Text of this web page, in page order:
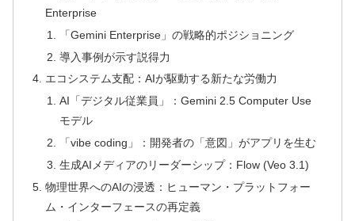
Enterprise
「Gemini Enterprise」の戦略的ポジショニング
導入事例が示す説得力
エコシステム支配：AIが駆動する新たな労働力
AI「デジタル従業員」：Gemini 2.5 Computer Use
モデル
「vibe coding」：開発者の「意図」がアプリを生む
生成AIメディアのリーダーシップ：Flow (Veo 3.1)
物理世界へのAIの浸透：ヒューマン・プラットフォー
ム・インターフェースの再定義